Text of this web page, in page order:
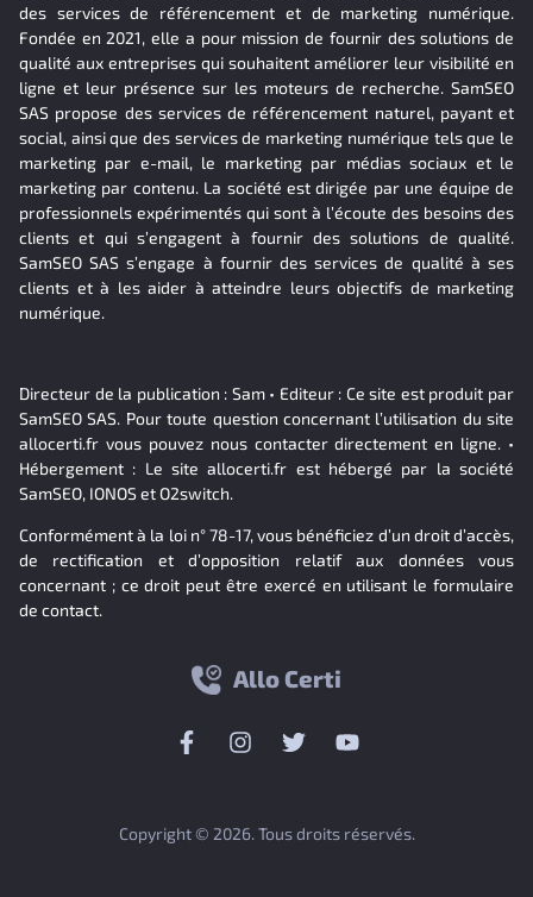
des services de référencement et de marketing numérique.
Fondée en 2021, elle a pour mission de fournir des solutions de
qualité aux entreprises qui souhaitent améliorer leur visibilité en
ligne et leur présence sur les moteurs de recherche. SamSEO
SAS propose des services de référencement naturel, payant et
social, ainsi que des services de marketing numérique tels que le
marketing par e-mail, le marketing par médias sociaux et le
marketing par contenu. La société est dirigée par une équipe de
professionnels expérimentés qui sont à l’écoute des besoins des
clients et qui s’engagent à fournir des solutions de qualité.
SamSEO SAS s’engage à fournir des services de qualité à ses
clients et à les aider à atteindre leurs objectifs de marketing
numérique.
Directeur de la publication : Sam • Editeur : Ce site est produit par
SamSEO SAS. Pour toute question concernant l’utilisation du site
allocerti.fr vous pouvez nous contacter directement en ligne. •
Hébergement : Le site allocerti.fr est hébergé par la société
SamSEO, IONOS et O2switch.
Conformément à la loi n° 78-17, vous bénéficiez d’un droit d’accès,
de rectification et d’opposition relatif aux données vous
concernant ; ce droit peut être exercé en utilisant le formulaire
de contact.
Allo Certi
Copyright © 2026. Tous droits réservés.